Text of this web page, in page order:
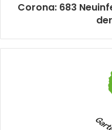
Corona: 683